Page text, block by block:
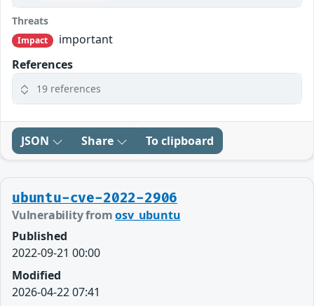
Threats
Impact
important
References
19 references
JSON Share To clipboard
ubuntu-cve-2022-2906
Vulnerability fromosv_ubuntu
Published
2022-09-21 00:00
Modified
2026-04-22 07:41